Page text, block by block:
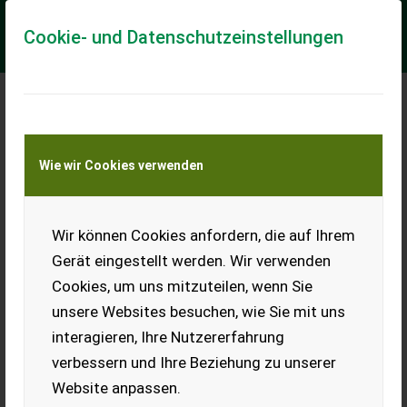
Cookie- und Datenschutzeinstellungen
Wie wir Cookies verwenden
Wir können Cookies anfordern, die auf Ihrem
Gerät eingestellt werden. Wir verwenden
Cookies, um uns mitzuteilen, wenn Sie
unsere Websites besuchen, wie Sie mit uns
interagieren, Ihre Nutzererfahrung
verbessern und Ihre Beziehung zu unserer
Website anpassen.
Meine Transportkostenanfrage
Transport von Land- und Baumaschinen –
KEINE Tiertransporte
Sasform SVF függesztett tárcsa
Ø 560 mm-es kopásálló bóracél tárcsalevelek Pontos
szögállítást lehetővé tévő állítóorsók (20-30° között) 210
mm-es távtartók ST 740 csapágyazás R...
EUR 0